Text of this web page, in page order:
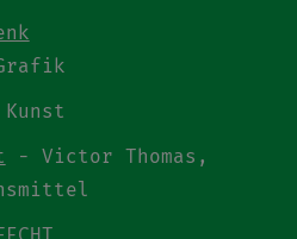
- Victor Thomas,